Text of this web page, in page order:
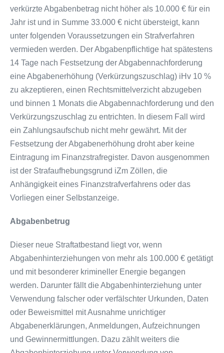
verkürzte Abgabenbetrag nicht höher als 10.000 € für ein
Jahr ist und in Summe 33.000 € nicht übersteigt, kann
unter folgenden Voraussetzungen ein Strafverfahren
vermieden werden. Der Abgabenpflichtige hat spätestens
14 Tage nach Festsetzung der Abgabennachforderung
eine Abgabenerhöhung (Verkürzungszuschlag) iHv 10 %
zu akzeptieren, einen Rechtsmittelverzicht abzugeben
und binnen 1 Monats die Abgabennachforderung und den
Verkürzungszuschlag zu entrichten. In diesem Fall wird
ein Zahlungsaufschub nicht mehr gewährt. Mit der
Festsetzung der Abgabenerhöhung droht aber keine
Eintragung im Finanzstrafregister. Davon ausgenommen
ist der Strafaufhebungsgrund iZm Zöllen, die
Anhängigkeit eines Finanzstrafverfahrens oder das
Vorliegen einer Selbstanzeige.
Abgabenbetrug
Dieser neue Straftatbestand liegt vor, wenn
Abgabenhinterziehungen von mehr als 100.000 € getätigt
und mit besonderer krimineller Energie begangen
werden. Darunter fällt die Abgabenhinterziehung unter
Verwendung falscher oder verfälschter Urkunden, Daten
oder Beweismittel mit Ausnahme unrichtiger
Abgabenerklärungen, Anmeldungen, Aufzeichnungen
und Gewinnermittlungen. Dazu zählt weiters die